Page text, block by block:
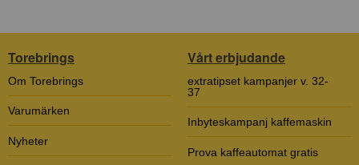
Torebrings
Om Torebrings
Varumärken
Nyheter
Vårt erbjudande
extratipset kampanjer v. 32-
37
Inbyteskampanj kaffemaskin
Prova kaffeautomat gratis